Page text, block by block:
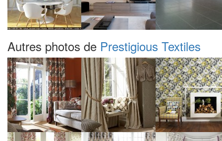
Autres photos de Prestigious Textiles